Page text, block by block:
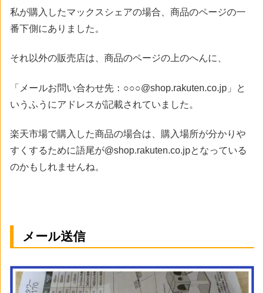
私が購入したマックスシェアの場合、商品のページの一
番下側にありました。
それ以外の販売店は、商品のページの上のへんに、
「メールお問い合わせ先：○○○@shop.rakuten.co.jp」と
いうふうにアドレスが記載されていました。
楽天市場で購入した商品の場合は、購入場所が分かりや
すくするために語尾が@shop.rakuten.co.jpとなっている
のかもしれませんね。
メール送信